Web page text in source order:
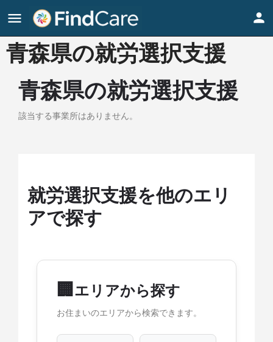
青森県の就労選択支援
青森県の就労選択支援
該当する事業所はありません。
就労選択支援を他のエリ
アで探す
🏢 エリアから探す
お住まいのエリアから検索できます。